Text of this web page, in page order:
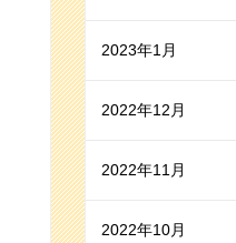
2023年1月
2022年12月
2022年11月
2022年10月